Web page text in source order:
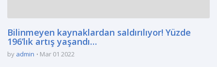
Bilinmeyen kaynaklardan saldırılıyor! Yüzde
196’lık artış yaşandı…
by admin Mar 01 2022